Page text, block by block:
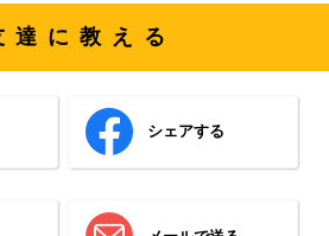
達に教える
シェアする